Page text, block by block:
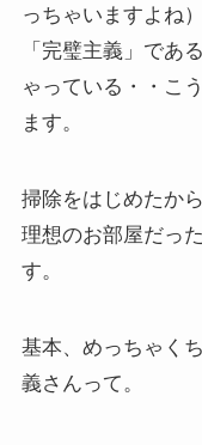
っちゃいますよね）
「完璧主義」であ
ゃっている・・こ
ます。
掃除をはじめたか
理想のお部屋だっ
す。
基本、めっちゃく
義さんって。